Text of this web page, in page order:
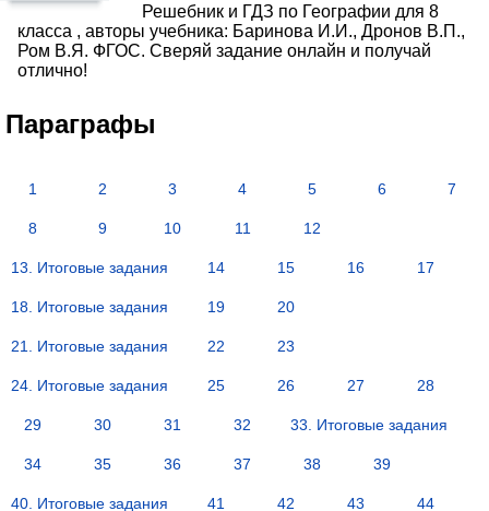
Решебник и ГДЗ по Географии для 8
класса , авторы учебника: Баринова И.И., Дронов В.П.,
Ром В.Я. ФГОС. Сверяй задание онлайн и получай
отлично!
Параграфы
1 2 3 4 5 6 7
8 9 10 11 12
13. Итоговые задания 14 15 16 17
18. Итоговые задания 19 20
21. Итоговые задания 22 23
24. Итоговые задания 25 26 27 28
29 30 31 32 33. Итоговые задания
34 35 36 37 38 39
40. Итоговые задания 41 42 43 44